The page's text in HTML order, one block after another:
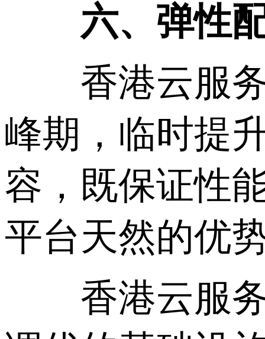
六、弹性配
香港云服务
峰期，临时提
容，既保证性
平台天然的优
香港云服务